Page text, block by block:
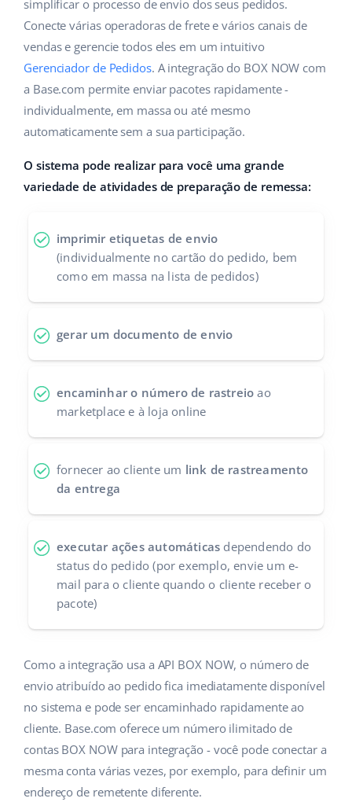
Gestão de Envios
Automação do fluxo de trabalho
Base Connect
IA para ecommerce
Base Analytics
Casa e jardim
Produtos infantis
Eletrônicos
Peças automotivas
Saúde e beleza
Ajuda
Academy
Blog
Serviços
Auditoria de contas
Calculadora de benefícios
Colaboração e parcerias
english (US)
english (GB)
english (IN)
čeština
deutsch
Ελληνικά
español (AR)
español (MX)
Français
Italiano
português (BR)
中文
simplificar o processo de envio dos seus pedidos.
Conecte várias operadoras de frete e vários canais de
vendas e gerencie todos eles em um intuitivo
Gerenciador de Pedidos. A integração do BOX NOW com
a Base.com permite enviar pacotes rapidamente -
individualmente, em massa ou até mesmo
automaticamente sem a sua participação.
O sistema pode realizar para você uma grande
variedade de atividades de preparação de remessa:
imprimir etiquetas de envio
(individualmente no cartão do pedido, bem
como em massa na lista de pedidos)
gerar um documento de envio
encaminhar o número de rastreio ao
marketplace e à loja online
fornecer ao cliente um link de rastreamento
da entrega
executar ações automáticas dependendo do
status do pedido (por exemplo, envie um e-
mail para o cliente quando o cliente receber o
pacote)
Como a integração usa a API BOX NOW, o número de
envio atribuído ao pedido fica imediatamente disponível
no sistema e pode ser encaminhado rapidamente ao
cliente. Base.com oferece um número ilimitado de
contas BOX NOW para integração - você pode conectar a
mesma conta várias vezes, por exemplo, para definir um
endereço de remetente diferente.